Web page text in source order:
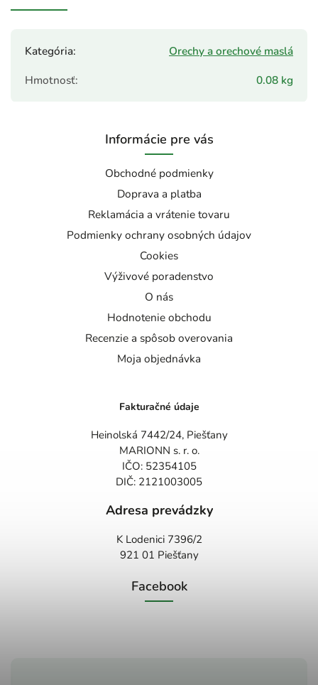
Kategória:
Orechy a orechové maslá
Hmotnosť: 0.08 kg
Informácie pre vás
Obchodné podmienky
Doprava a platba
Reklamácia a vrátenie tovaru
Podmienky ochrany osobných údajov
Cookies
Výživové poradenstvo
O nás
Hodnotenie obchodu
Recenzie a spôsob overovania
Moja objednávka
Fakturačné údaje
Heinolská 7442/24, Piešťany
MARIONN s. r. o.
IČO: 52354105
DIČ: 2121003005
Adresa prevádzky
K Lodenici 7396/2
921 01 Piešťany
Facebook